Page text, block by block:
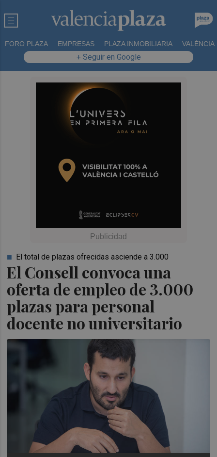
FORO PLAZA EMPRESAS PLAZA INMOBILIARIA VALÈNCIA
+ Seguir en Google
El Consell convoca una
oferta de empleo de 3.000
plazas para personal
docente no universitario
El total de plazas ofrecidas asciende a 3.000